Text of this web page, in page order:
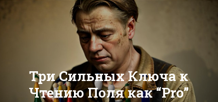
Три Сильных Ключа к
Чтению Поля как “Pro”